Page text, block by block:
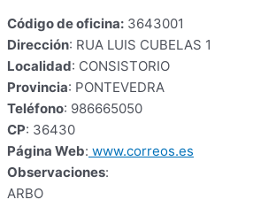
Código de oficina: 3643001
Dirección: RUA LUIS CUBELAS 1
Localidad: CONSISTORIO
Provincia: PONTEVEDRA
Teléfono: 986665050
CP: 36430
Página Web: www.correos.es
Observaciones:
ARBO